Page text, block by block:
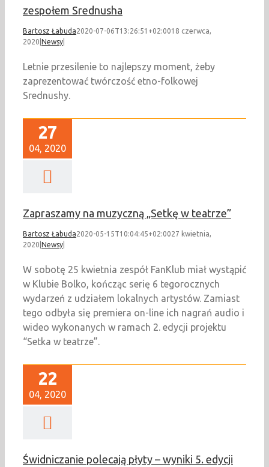
zespołem Srednusha
Bartosz Łabuda2020-07-06T13:26:51+02:0018 czerwca,
2020 Newsy
Letnie przesilenie to najlepszy moment, żeby
zaprezentować twórczość etno-folkowej
Srednushy.
27
04, 2020
Zapraszamy na muzyczną „Setkę w teatrze”
Bartosz Łabuda2020-05-15T10:04:45+02:0027 kwietnia,
2020 Newsy
W sobotę 25 kwietnia zespół FanKlub miał wystąpić
w Klubie Bolko, kończąc serię 6 tegorocznych
wydarzeń z udziałem lokalnych artystów. Zamiast
tego odbyła się premiera on-line ich nagrań audio i
wideo wykonanych w ramach 2. edycji projektu
“Setka w teatrze”.
22
04, 2020
Świdniczanie polecają płyty – wyniki 5. edycji